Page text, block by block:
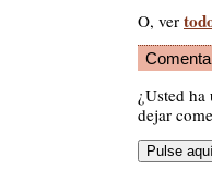
O, ver
¿Usted
dejar